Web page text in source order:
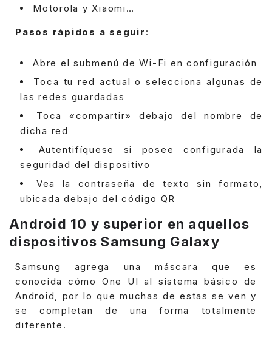
Motorola y Xiaomi…
Pasos rápidos a seguir :
Abre el submenú de Wi-Fi en configuración
Toca tu red actual o selecciona algunas de
las redes guardadas
Toca «compartir» debajo del nombre de
dicha red
Autentifíquese si posee configurada la
seguridad del dispositivo
Vea la contraseña de texto sin formato,
ubicada debajo del código QR
Android 10 y superior en aquellos
dispositivos Samsung Galaxy
Samsung agrega una máscara que es
conocida cómo One UI al sistema básico de
Android, por lo que muchas de estas se ven y
se completan de una forma totalmente
diferente.